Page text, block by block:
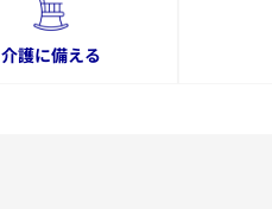
介護に備える